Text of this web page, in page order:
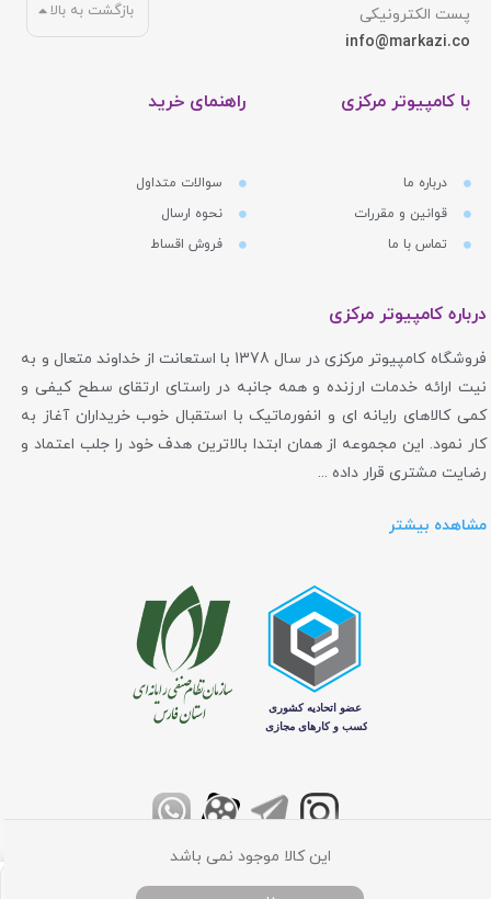
این کالا موجود نمی باشد
پست الکترونیکی
info@markazi.co
با کامپیوتر مرکزی
درباره ما
قوانین و مقررات
تماس با ما
راهنمای خرید
سوالات متداول
نحوه ارسال
فروش اقساط
بازگشت به بالا
درباره کامپیوتر مرکزی
فروشگاه کامپیوتر مرکزی در سال 1378 با استعانت از خداوند متعال و به
نیت ارائه خدمات ارزنده و همه جانبه در راستای ارتقای سطح کیفی و
کمی کالاهای رایانه ای و انفورماتیک با استقبال خوب خریداران آغاز به
کار نمود. این مجموعه از همان ابتدا بالاترین هدف خود را جلب اعتماد و
رضایت مشتری قرار داده ...
مشاهده بیشتر
تمامی حقوق برای فروشگاه اینترنتی کامپیوتر مرکزی محفوظ می باشد